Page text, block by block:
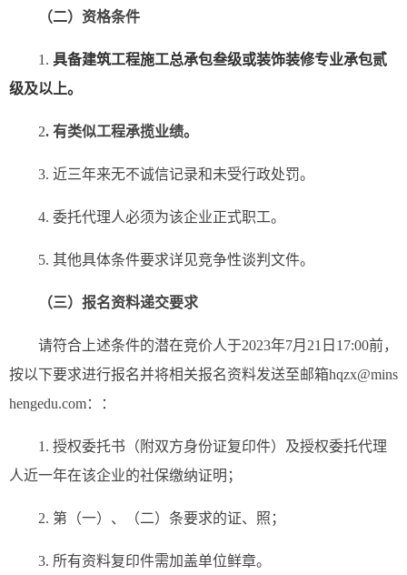
（二）资格条件
1. 具备建筑工程施工总承包叁级或装饰装修专业承包贰
级及以上。
2. 有类似工程承揽业绩。
3. 近三年来无不诚信记录和未受行政处罚。
4. 委托代理人必须为该企业正式职工。
5. 其他具体条件要求详见竞争性谈判文件。
（三）报名资料递交要求
请符合上述条件的潜在竞价人于2023年7月21日17:00前，
按以下要求进行报名并将相关报名资料发送至邮箱hqzx@mins
hengedu.com：：
1. 授权委托书（附双方身份证复印件）及授权委托代理
人近一年在该企业的社保缴纳证明；
2. 第（一）、（二）条要求的证、照；
3. 所有资料复印件需加盖单位鲜章。